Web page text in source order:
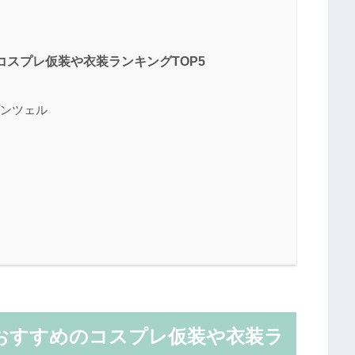
スプレ仮装や衣装ランキングTOP5
ツェル
すめのコスプレ仮装や衣装ラ